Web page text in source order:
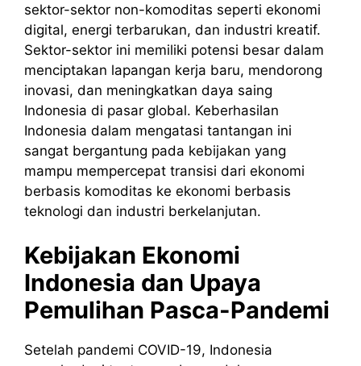
sektor-sektor non-komoditas seperti ekonomi
digital, energi terbarukan, dan industri kreatif.
Sektor-sektor ini memiliki potensi besar dalam
menciptakan lapangan kerja baru, mendorong
inovasi, dan meningkatkan daya saing
Indonesia di pasar global. Keberhasilan
Indonesia dalam mengatasi tantangan ini
sangat bergantung pada kebijakan yang
mampu mempercepat transisi dari ekonomi
berbasis komoditas ke ekonomi berbasis
teknologi dan industri berkelanjutan.
Kebijakan Ekonomi
Indonesia dan Upaya
Pemulihan Pasca-Pandemi
Setelah pandemi COVID-19, Indonesia